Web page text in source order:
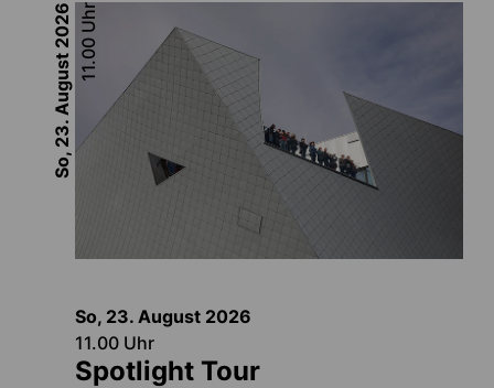
So, 23. August
2026
11.00
Uhr
So, 23. August 2026
11.00 Uhr
Spotlight Tour